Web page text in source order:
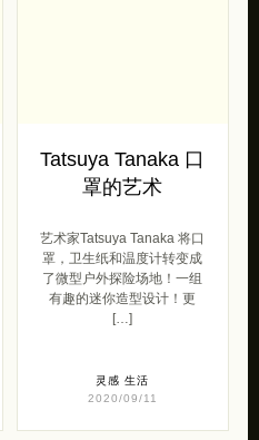
Tatsuya Tanaka 口
罩的艺术
艺术家Tatsuya Tanaka 将口
罩，卫生纸和温度计转变成
了微型户外探险场地！一组
有趣的迷你造型设计！更
[…]
灵感 生活
2020/09/11